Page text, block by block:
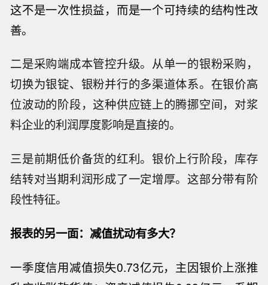
这不是一次性损益，而是一个可持续的结构性改
善。
二是采购端成本管控升级。从单一的银粉采购，
切换为银锭、银粉并行的多渠道体系。在银价高
位波动的阶段，这种供应链上的腾挪空间，对浆
料企业的利润厚度影响是直接的。
三是前期低价备货的红利。银价上行阶段，库存
结转对当期利润形成了一定增厚。这部分带有阶
段性特征。
报表的另一面：减值扰动有多大？
一季度信用减值损失0.73亿元，主因银价上涨推